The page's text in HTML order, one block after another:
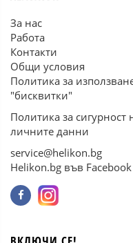
За нас
Работа
Контакти
Общи условия
Политика за
"бисквитки"
Политика за сигурност
личните данни
service@helikon.bg
Helikon.bg във Facebook